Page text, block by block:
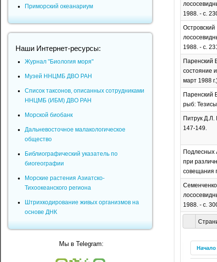
Начало
1988. - с.
1988. - с.
Паренский
состояние
март 1988
Паренский
рыб:
Питрук
147-149.
Подлесных
при
совещания
1988. - с.
Приморский океанариум
Наши Интернет-ресурсы:
Журнал "Биология моря"
Музей ННЦМБ ДВО РАН
Список таксонов, описанных сотрудниками
ННЦМБ (ИБМ) ДВО РАН
Морской биобанк
Дальневосточное малакологическое
общество
Библиографический указатель по
биогеографии
Морские растения Азиатско-
Тихоокеанского региона
Штрихкодирование живых организмов на
основе ДНК
Мы в Telegram: